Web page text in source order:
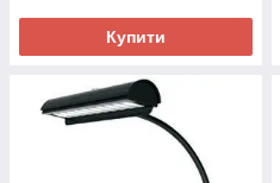
Купити